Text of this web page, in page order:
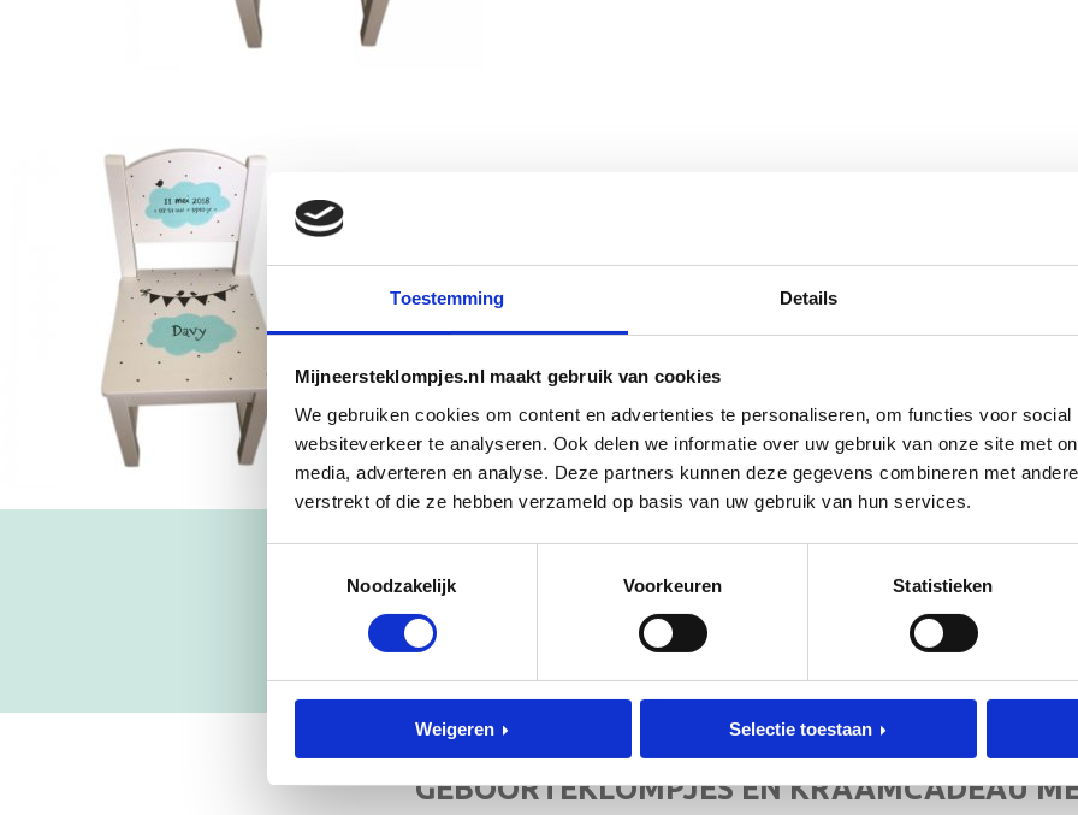
Toestemming Details
Mijneersteklompjes.nl maakt gebruik van cookies
We gebruiken cookies om content en advertenties te personaliseren, om functies voor
websiteverkeer te analyseren. Ook delen we informatie over uw gebruik van onze site met
media, adverteren en analyse. Deze partners kunnen deze gegevens combineren met
verstrekt of die ze hebben verzameld op basis van uw gebruik van hun services.
Noodzakelijk
Voorkeuren Statistieken
Weigeren Selectie toestaan
NIEUWSBRIEF
GEBOORTEKLOMPJES EN KRAAMCADEAU